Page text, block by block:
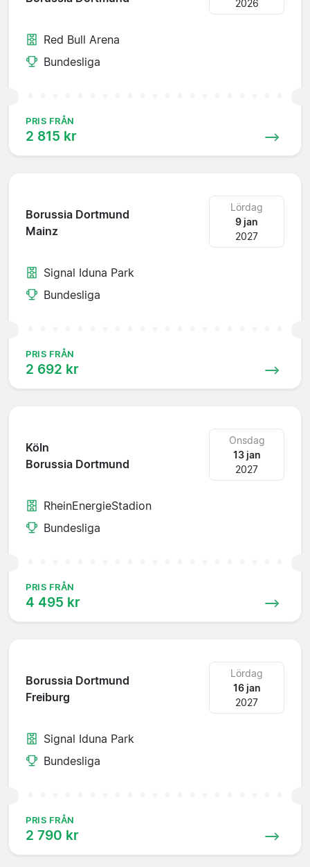
2026
Red Bull Arena
Bundesliga
PRIS FRÅN
2 815 kr
Borussia Dortmund
Mainz
Lördag
9 jan
2027
Signal Iduna Park
Bundesliga
PRIS FRÅN
2 692 kr
Köln
Borussia Dortmund
Onsdag
13 jan
2027
RheinEnergieStadion
Bundesliga
PRIS FRÅN
4 495 kr
Borussia Dortmund
Freiburg
Lördag
16 jan
2027
Signal Iduna Park
Bundesliga
PRIS FRÅN
2 790 kr